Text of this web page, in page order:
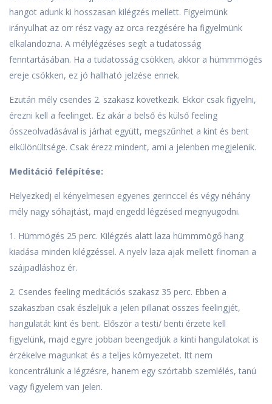
hangot adunk ki hosszasan kilégzés mellett. Figyelmünk
irányulhat az orr rész vagy az orca rezgésére ha figyelmünk
elkalandozna. A mélylégzéses segít a tudatosság
fenntartásában. Ha a tudatosság csökken, akkor a hümmmögés
ereje csökken, ez jó hallható jelzése ennek.
Ezután mély csendes 2. szakasz következik. Ekkor csak figyelni,
érezni kell a feelinget. Ez akár a belső és külső feeling
összeolvadásával is járhat együtt, megszűnhet a kint és bent
elkülönültsége. Csak érezz mindent, ami a jelenben megjelenik.
Meditáció felépítése:
Helyezkedj el kényelmesen egyenes gerinccel és végy néhány
mély nagy sóhajtást, majd engedd légzésed megnyugodni.
1. Hümmögés 25 perc. Kilégzés alatt laza hümmmögő hang
kiadása minden kilégzéssel. A nyelv laza ajak mellett finoman a
szájpadláshoz ér.
2. Csendes feeling meditációs szakasz 35 perc. Ebben a
szakaszban csak észleljük a jelen pillanat összes feelingjét,
hangulatát kint és bent. Először a testi/ benti érzete kell
figyelünk, majd egyre jobban beengedjük a kinti hangulatokat is
érzékelve magunkat és a teljes környezetet. Itt nem
koncentrálunk a légzésre, hanem egy szórtabb szemlélés, tanú
vagy figyelem van jelen.